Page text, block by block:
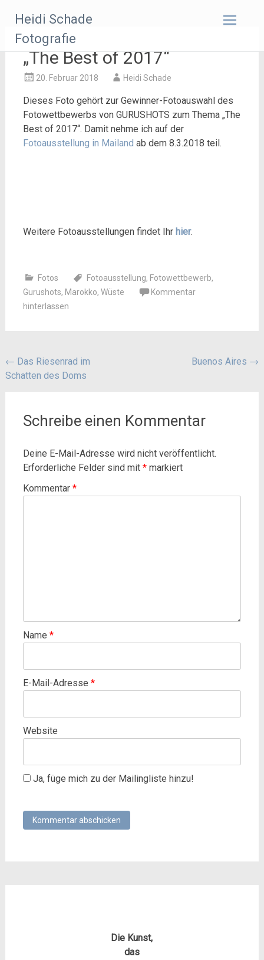
Inhalt
springen
Heidi Schade
Fotografie
„The Best of 2017“
20. Februar 2018 Heidi Schade
Dieses Foto gehört zur Gewinner-Fotoauswahl des
Fotowettbewerbs von GURUSHOTS zum Thema „The
Best of 2017“. Damit nehme ich auf der
Fotoausstellung in Mailand ab dem 8.3.2018 teil.
Weitere Fotoausstellungen findet Ihr hier.
Fotos Fotoausstellung, Fotowettbewerb,
Gurushots, Marokko, Wüste
Kommentar
hinterlassen
Beitragsnavigation
← Das Riesenrad im
Schatten des Doms
Buenos Aires →
Schreibe einen Kommentar
Deine E-Mail-Adresse wird nicht veröffentlicht.
Erforderliche Felder sind mit *markiert
Kommentar *
Name *
E-Mail-Adresse *
Website
Ja, füge mich zu der Mailingliste hinzu!
Die Kunst,
das